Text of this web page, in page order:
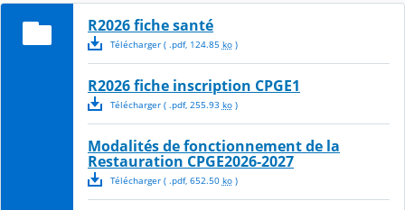
R2026 fiche santé
Télécharger( .pdf, 124.85 ko)
R2026 fiche inscription CPGE1
Télécharger( .pdf, 255.93 ko)
Modalités de fonctionnement de la
Restauration CPGE2026-2027
Télécharger( .pdf, 652.50 ko)